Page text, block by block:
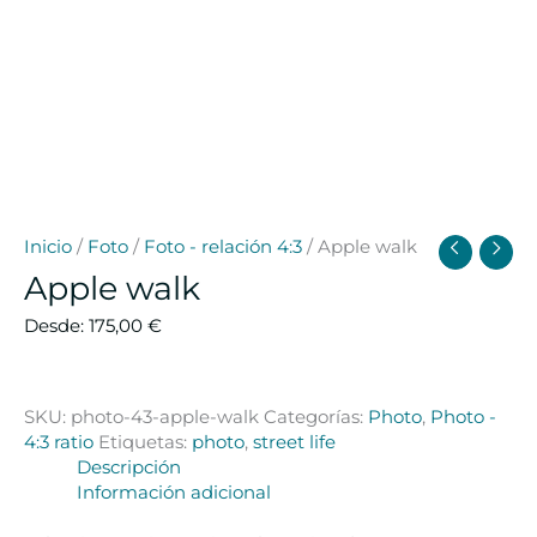
Inicio / Foto / Foto - relación 4:3 / Apple walk
Apple walk
Desde: 175,00 €
SKU: photo-43-apple-walk Categorías: Photo, Photo -
4:3 ratio Etiquetas: photo, street life
Descripción
Información adicional